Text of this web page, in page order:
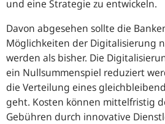
und eine Strategie zu entwickeln.
Davon abgesehen sollte die
Möglichkeiten der Digitalisierung
werden als bisher. Die
ein Nullsummenspiel reduziert
die Verteilung eines
geht. Kosten können mittelfristig
Gebühren durch innovative